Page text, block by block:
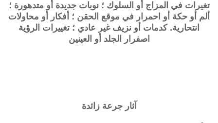
تغيرات في المزاج أو السلوك ؛ نوبات جديدة أو متدهورة ؛
ألم أو حكة أو احمرار في موقع الحقن ؛ أفكار أو محاولات
انتحارية. كدمات أو نزيف غير عادي ؛ تغييرات الرؤية
اصفرار الجلد أو العينين
آثار جرعة زائدة